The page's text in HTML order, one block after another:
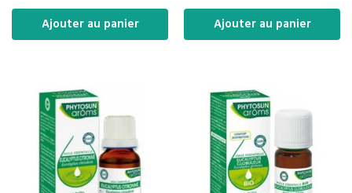
Ajouter au panier Ajouter au panier